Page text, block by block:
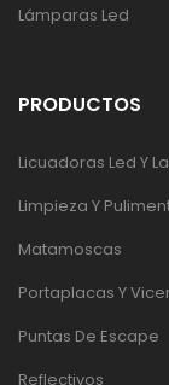
Lámparas Led
PRODUCTOS
Licuadoras Led Y
Limpieza Y
Matamoscas
Portaplacas Y
Puntas De Escape
Reflectivos